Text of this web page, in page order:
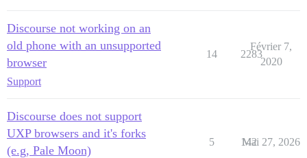
Discourse not working on an
old phone with an unsupported
browser
Support
14 2283
Février 7,
2020
Discourse does not support
UXP browsers and it's forks
(e.g, Pale Moon)
5 142
Mai 27, 2026